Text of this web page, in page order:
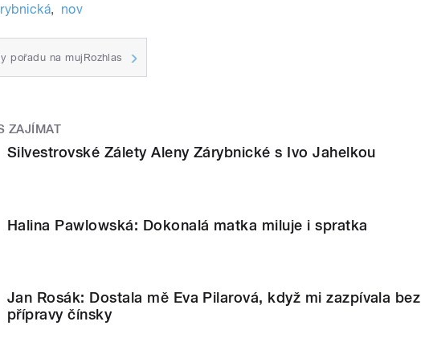
, nov
pořadu na mujRozhlas
ZAJÍMAT
Silvestrovské Zálety Aleny Zárybnické s Ivo Jahelkou
Halina Pawlowská: Dokonalá matka miluje i spratka
Jan Rosák: Dostala mě Eva Pilarová, když mi zazpívala bez
přípravy čínsky